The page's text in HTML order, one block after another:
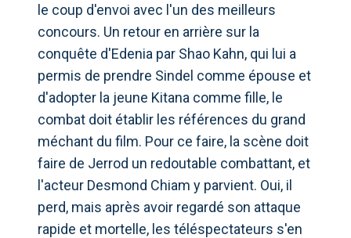
le coup d'envoi avec l'un des meilleurs
concours. Un retour en arrière sur la
conquête d'Edenia par Shao Kahn, qui lui a
permis de prendre Sindel comme épouse et
d'adopter la jeune Kitana comme fille, le
combat doit établir les références du grand
méchant du film. Pour ce faire, la scène doit
faire de Jerrod un redoutable combattant, et
l'acteur Desmond Chiam y parvient. Oui, il
perd, mais après avoir regardé son attaque
rapide et mortelle, les téléspectateurs s'en